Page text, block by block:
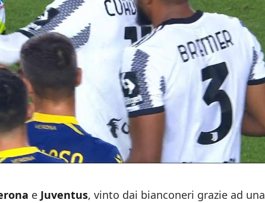
e Juventus, vinto dai bianconeri grazie ad una